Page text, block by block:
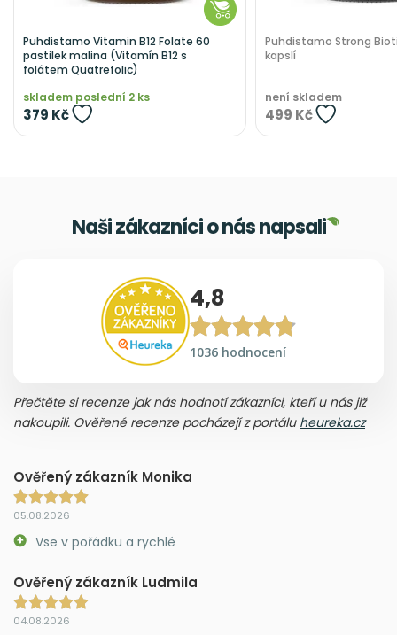
Puhdistamo Vitamin B12 Folate 60
pastilek malina (Vitamín B12 s
folátem Quatrefolic)
skladem poslední 2 ks
379 Kč
Puhdistamo Strong
kapslí
není skladem
499 Kč
Naši zákazníci o nás napsali
4,8
1036 hodnocení
Přečtěte si recenze jak nás hodnotí zákazníci, kteří u nás již
nakoupili. Ověřené recenze pocházejí z portálu heureka.cz
Ověřený zákazník Monika
05.08.2026
Vse v pořádku a rychlé
Ověřený zákazník Ludmila
04.08.2026